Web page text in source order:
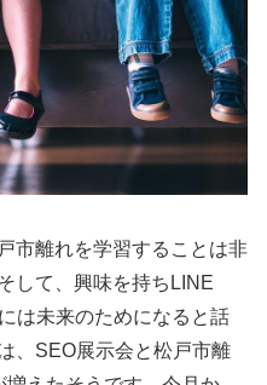
市離れを学習することは非
して、興味を持ちLINE
は未来のためになると話
、SEO展示会と松戸市離